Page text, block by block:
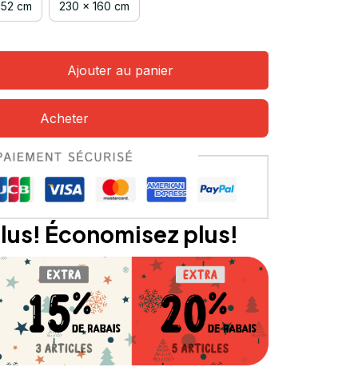
cm 230 x 160 cm
Ajouter au panier
Acheter
Économisez plus!